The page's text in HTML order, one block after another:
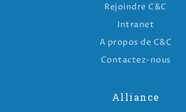
Rejoindre C&C
Intranet
A propos de C&C
Contactez-nous
Alliance